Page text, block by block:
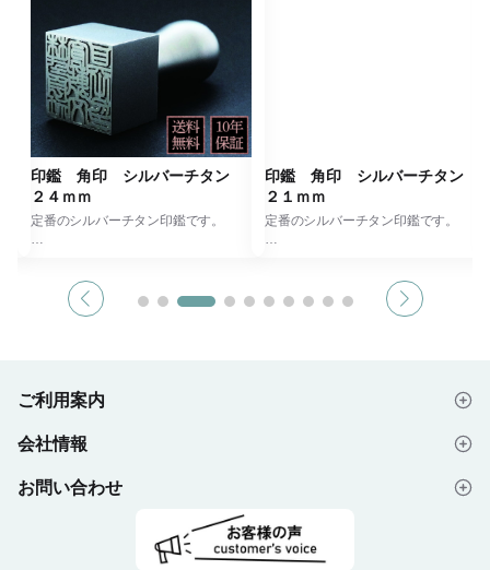
印鑑 角印 シルバーチタン
２４ｍｍ
定番のシルバーチタン印鑑です。
中でも使用頻度の高い印鑑です
るいは「之印」を加えさせていただく
場合があります。
金属の中でも優れた素材と言われるチ
注目されています。
チタン印鑑を手にした時の高級感とそ
の押し心地の良さは、他の素材では得
られないものでしょう。
印鑑 角印 シルバーチタン
２１ｍｍ
定番のシルバーチタン印鑑です。
中でも使用頻度の高い印鑑です
金属の中でも優れた素材と言われるチ
チタン印鑑を手にした時の高級感とそ
られないものでしょう。
ご利用案内
はじめての方へ
ご注文の流れ
デザイン入稿データについて
会社情報
会社概要
プライバシーポリシー
お問い合わせ